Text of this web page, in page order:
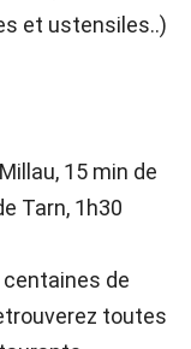
et ustensiles..)
15 min de
Tarn, 1h30
de
toutes